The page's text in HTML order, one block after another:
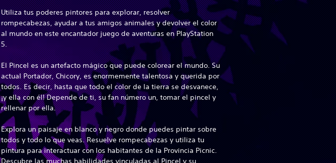
Utiliza tus poderes pintores para explorar, resolver
rompecabezas, ayudar a tus amigos animales y devolver el color
al mundo en este encantador juego de aventuras en PlayStation
5.
El Pincel es un artefacto mágico que puede colorear el mundo. Su
actual Portador, Chicory, es enormemente talentosa y querida por
todos. Es decir, hasta que todo el color de la tierra se desvanece,
¡y ella con él! Depende de ti, su fan número un, tomar el pincel y
rellenar por ella.
Explora un paisaje en blanco y negro donde puedes pintar sobre
todos y todo lo que veas. Resuelve rompecabezas y utiliza tu
pintura para interactuar con los habitantes de la Provincia Picnic.
Descubre las muchas habilidades vinculadas al Pincel y su